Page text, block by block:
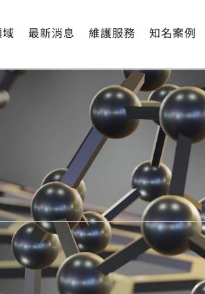
最新消息 維護服務 知名案例